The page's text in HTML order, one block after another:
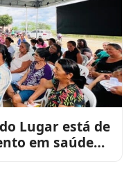
Lugar está de
em saúde